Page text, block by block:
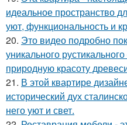
идеальное пространство
уют, функциональность и
20. Это видео подробно
уникального
природную красоту
21. В этой квартире
исторический дух
него уют и свет.